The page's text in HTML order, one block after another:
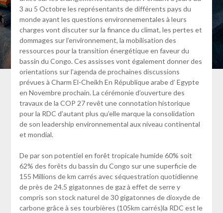
3 au 5 Octobre les représentants de différents pays du
monde ayant les questions environnementales à leurs
charges vont discuter sur la finance du climat, les pertes et
dommages sur l’environnement, la mobilisation des
ressources pour la transition énergétique en faveur du
bassin du Congo. Ces assisses vont également donner des
orientations sur l’agenda de prochaines discussions
prévues à Charm El-Cheikh En République arabe d’ Egypte
en Novembre prochain. La cérémonie d’ouverture des
travaux de la COP 27 revêt une connotation historique
pour la RDC d’autant plus qu’elle marque la consolidation
de son leadership environnemental aux niveau continental
et mondial.
De par son potentiel en forêt tropicale humide 60% soit
62% des forêts du bassin du Congo sur une superficie de
155 Millions de km carrés avec séquestration quotidienne
de près de 24.5 gigatonnes de gaz à effet de serre y
compris son stock naturel de 30 gigatonnes de dioxyde de
carbone grâce à ses tourbières (105km carrés)la RDC est le